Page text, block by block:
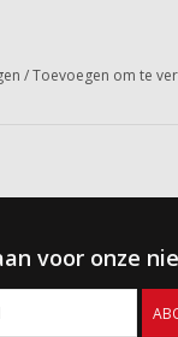
/Toevoegen om te
voor onze